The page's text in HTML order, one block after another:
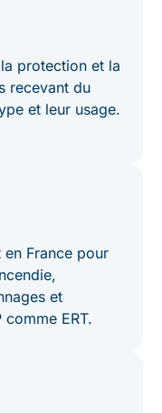
protection et la
recevant du
et leur usage.
France pour
et
ERT.